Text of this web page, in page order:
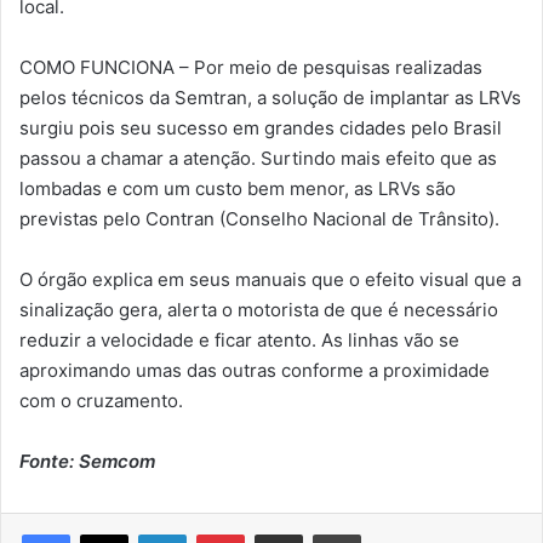
local.
COMO FUNCIONA – Por meio de pesquisas realizadas
pelos técnicos da Semtran, a solução de implantar as LRVs
surgiu pois seu sucesso em grandes cidades pelo Brasil
passou a chamar a atenção. Surtindo mais efeito que as
lombadas e com um custo bem menor, as LRVs são
previstas pelo Contran (Conselho Nacional de Trânsito).
O órgão explica em seus manuais que o efeito visual que a
sinalização gera, alerta o motorista de que é necessário
reduzir a velocidade e ficar atento. As linhas vão se
aproximando umas das outras conforme a proximidade
com o cruzamento.
Fonte: Semcom